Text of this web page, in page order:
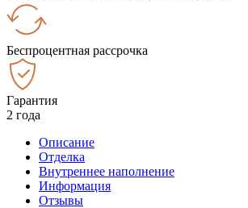
Беспроцентная рассрочка
Гарантия
2 года
Описание
Отделка
Внутреннее наполнение
Информация
Отзывы